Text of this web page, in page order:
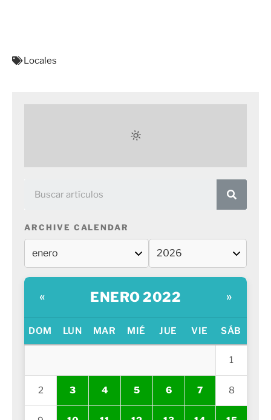
Locales
ARCHIVE CALENDAR
« ENERO 2022 »
DOM LUN MAR MIÉ JUE VIE SÁB
1
2 3 4 5 6 7 8